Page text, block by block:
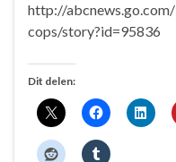
http://
cops/story?id=95836
Dit delen: